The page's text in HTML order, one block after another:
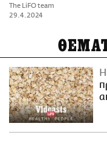
The LiFO team
29.4.2024